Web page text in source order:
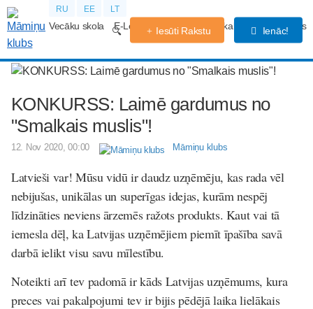
RU EE LT
Vecāku skola E-Lekcijas Grūtniecības kalendārs Forums
Iesūti Rakstu Ienāc!
KONKURSS: Laimē gardumus no
"Smalkais muslis"!
12. Nov 2020, 00:00 Māmiņu klubs
Latvieši var! Mūsu vidū ir daudz uzņēmēju, kas rada vēl
nebijušas, unikālas un superīgas idejas, kurām nespēj
līdzināties neviens ārzemēs ražots produkts. Kaut vai tā
iemesla dēļ, ka Latvijas uzņēmējiem piemīt īpašība savā
darbā ielikt visu savu mīlestību.
Noteikti arī tev padomā ir kāds Latvijas uzņēmums, kura
preces vai pakalpojumi tev ir bijis pēdējā laika lielākais